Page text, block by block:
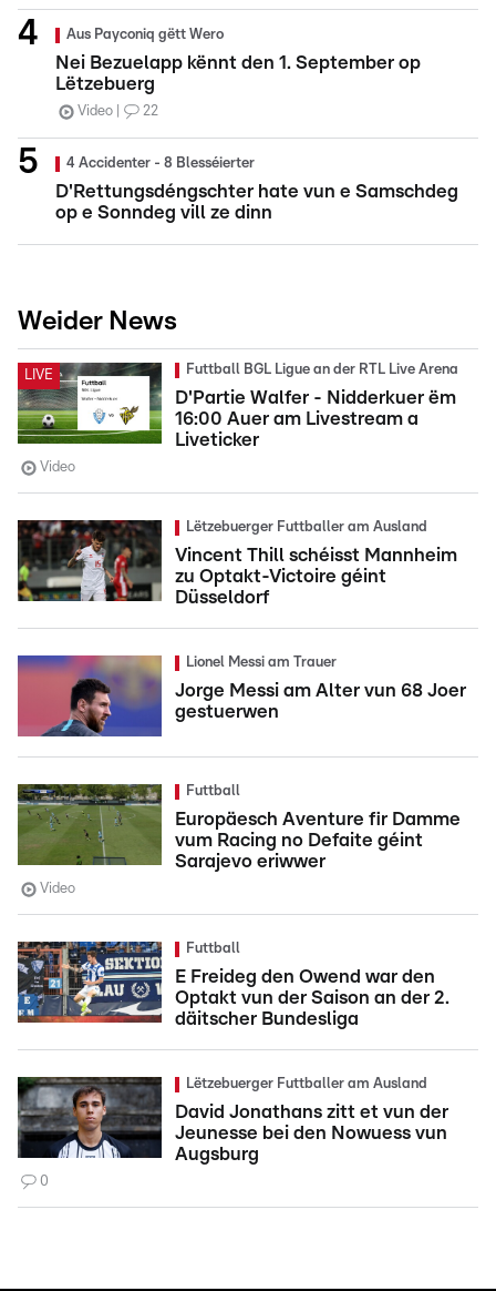
Aus Payconiq gëtt Wero
Nei Bezuelapp kënnt den 1. September op
Lëtzebuerg
Video 22
4 Accidenter - 8 Blesséierter
D'Rettungsdéngschter hate vun e Samschdeg
op e Sonndeg vill ze dinn
Weider News
Futtball BGL Ligue an der RTL Live Arena
D'Partie Walfer - Nidderkuer ëm
16:00 Auer am Livestream a
Liveticker
Video
LIVE
Lëtzebuerger Futtballer am Ausland
Vincent Thill schéisst Mannheim
zu Optakt-Victoire géint
Düsseldorf
Lionel Messi am Trauer
Jorge Messi am Alter vun 68 Joer
gestuerwen
Futtball
Europäesch Aventure fir Damme
vum Racing no Defaite géint
Sarajevo eriwwer
Video
Futtball
E Freideg den Owend war den
Optakt vun der Saison an der 2.
däitscher Bundesliga
Lëtzebuerger Futtballer am Ausland
David Jonathans zitt et vun der
Jeunesse bei den Nowuess vun
Augsburg
0